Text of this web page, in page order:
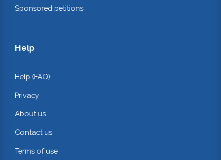
Sponsored petitions
Help
Help (FAQ)
Privacy
About us
Contact us
Terms of use